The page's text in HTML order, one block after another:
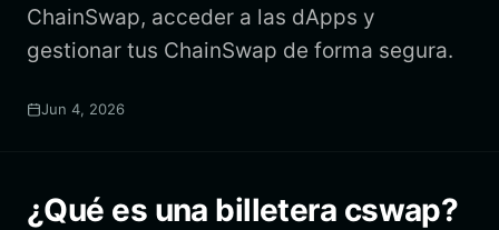
ChainSwap, acceder a las dApps y
gestionar tus ChainSwap de forma segura.
Jun 4, 2026
¿Qué es una billetera cswap?